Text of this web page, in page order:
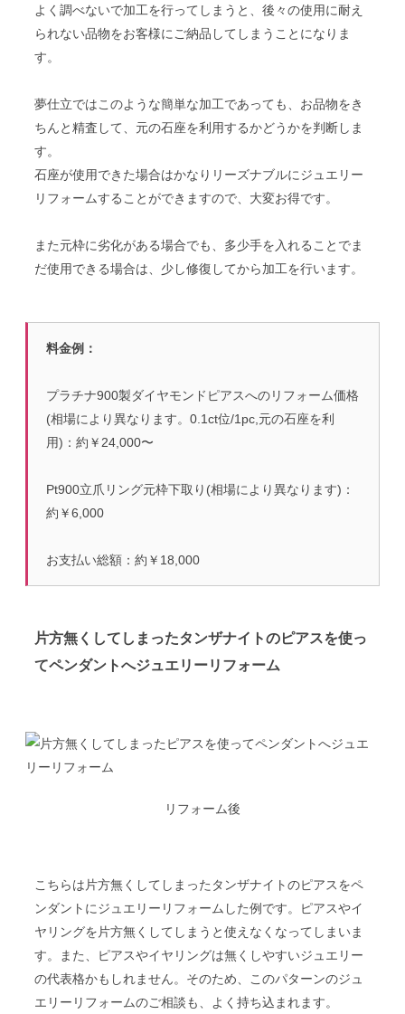
よく調べないで加工を行ってしまうと、後々の使用に耐え
られない品物をお客様にご納品してしまうことになりま
す。
夢仕立ではこのような簡単な加工であっても、お品物をき
ちんと精査して、元の石座を利用するかどうかを判断しま
す。
石座が使用できた場合はかなりリーズナブルにジュエリー
リフォームすることができますので、大変お得です。
また元枠に劣化がある場合でも、多少手を入れることでま
だ使用できる場合は、少し修復してから加工を行います。
料金例：
プラチナ900製ダイヤモンドピアスへのリフォーム価格
(相場により異なります。0.1ct位/1pc,元の石座を利
用)：約￥24,000〜
Pt900立爪リング元枠下取り(相場により異なります)：
約￥6,000
お支払い総額：約￥18,000
片方無くしてしまったタンザナイトのピアスを使っ
てペンダントへジュエリーリフォーム
リフォーム後
こちらは片方無くしてしまったタンザナイトのピアスをペ
ンダントにジュエリーリフォームした例です。ピアスやイ
ヤリングを片方無くしてしまうと使えなくなってしまいま
す。また、ピアスやイヤリングは無くしやすいジュエリー
の代表格かもしれません。そのため、このパターンのジュ
エリーリフォームのご相談も、よく持ち込まれます。